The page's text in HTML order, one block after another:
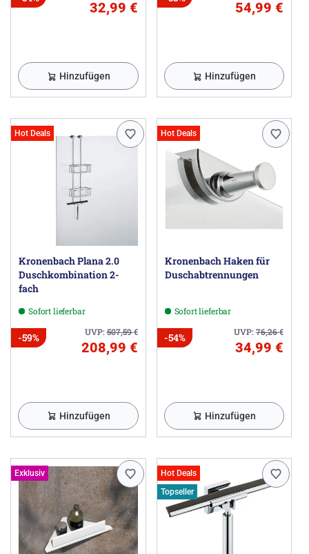
32,99 €
Hinzufügen
54,99 €
Hinzufügen
Hot Deals
Kronenbach Plana 2.0
Duschkombination 2-
fach
Sofort lieferbar
UVP:507,59€
-59%
208,99 €
Hinzufügen
Hot Deals
Kronenbach Haken für
Duschabtrennungen
Sofort lieferbar
UVP:76,26€
-54%
34,99 €
Hinzufügen
Exklusiv
Hot Deals
Topseller